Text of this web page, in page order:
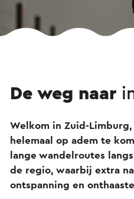
De weg naar
Welkom in Zuid-
helemaal op adem te
lange wandelroutes
de regio, waarbij extra
ontspanning en